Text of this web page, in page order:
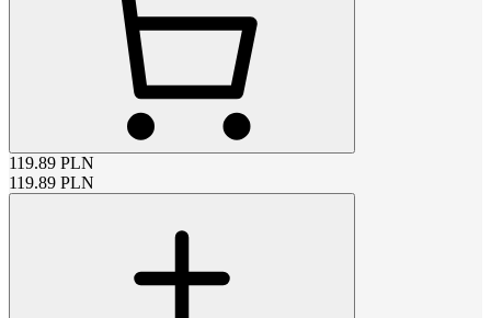
119.89 PLN
119.89 PLN